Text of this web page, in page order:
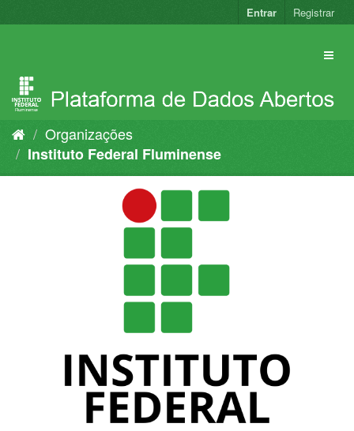
para
Entrar Registrar
Organizações
Instituto Federal Fluminense